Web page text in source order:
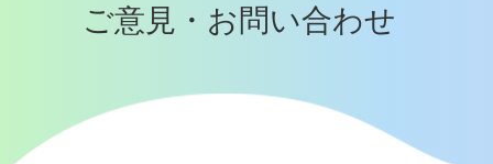
ご意見・お問い合わせ